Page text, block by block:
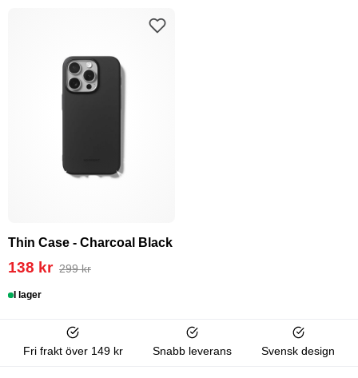
Thin Case - Charcoal Black
138 kr 299 kr
I lager
Fri frakt över 149 kr Snabb leverans Svensk design